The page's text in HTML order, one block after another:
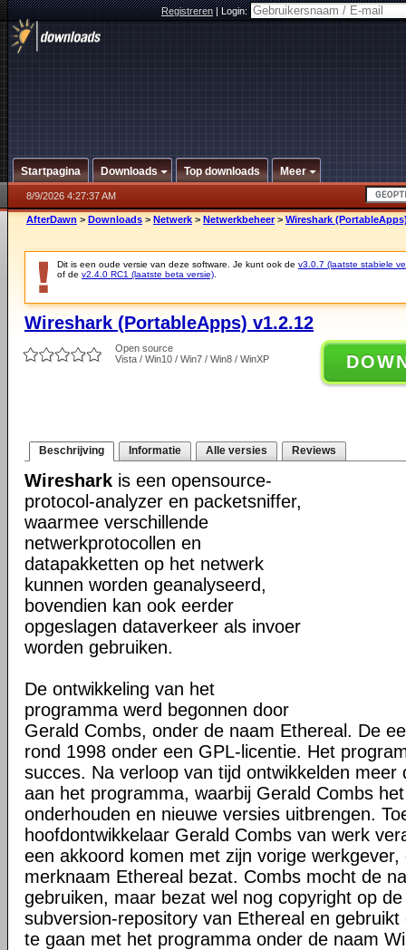
Registreren|Login:
Startpagina Downloads Top downloads Meer
8/9/2026 4:27:37 AM
AfterDawn > Downloads > Netwerk > Netwerkbeheer > Wireshark
Dit is een oude versie van deze software. Je kunt ook de v3.0.7 (laatste stabiele
of de v2.4.0 RC1 (laatste beta versie)
Wireshark (PortableApps) v1.2.12
Open source
Vista / Win10 / Win7 / Win8 / WinXP
Beschrijving Informatie Alle versies Reviews
Wireshark is een opensource-
protocol-analyzer en packetsniffer,
waarmee verschillende
netwerkprotocollen en
datapakketten op het netwerk
kunnen worden geanalyseerd,
bovendien kan ook eerder
opgeslagen dataverkeer als invoer
worden gebruiken.
De ontwikkeling van het
programma werd begonnen door
Gerald Combs, onder de naam Ethereal. De
rond 1998 onder een GPL-licentie. Het
succes. Na verloop van tijd ontwikkelden meer
aan het programma, waarbij Gerald Combs
onderhouden en nieuwe versies uitbrengen.
hoofdontwikkelaar Gerald Combs van werk
een akkoord komen met zijn vorige
merknaam Ethereal bezat. Combs mocht de
gebruiken, maar bezat wel nog copyright op
subversion-repository van Ethereal en
te gaan met het programma onder de naam